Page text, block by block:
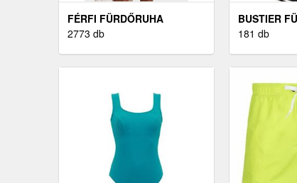
FÉRFI FÜRDŐRUHA
2773 db
BUSTIER
181 db